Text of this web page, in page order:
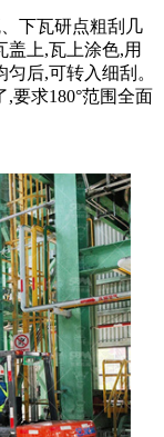
下瓦研点粗刮几
盖上,瓦上涂色,用
后,可转入细刮。
要求180°范围全面